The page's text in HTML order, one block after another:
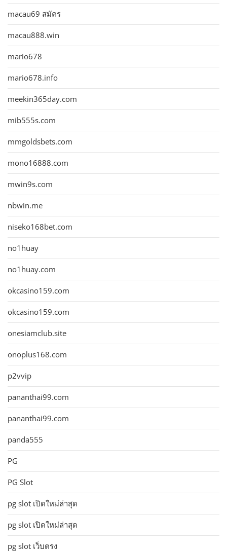
macau69 สมัคร
macau888.win
mario678
mario678.info
meekin365day.com
mib555s.com
mmgoldsbets.com
mono16888.com
mwin9s.com
nbwin.me
niseko168bet.com
no1huay
no1huay.com
okcasino159.com
okcasino159.com
onesiamclub.site
onoplus168.com
p2vvip
pananthai99.com
pananthai99.com
panda555
PG
PG Slot
pg slot เปิดใหม่ล่าสุด
pg slot เปิดใหม่ล่าสุด
pg slot เว็บตรง